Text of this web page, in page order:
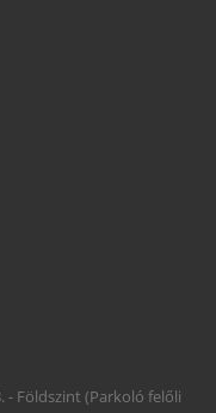
- Földszint (Parkoló felőli